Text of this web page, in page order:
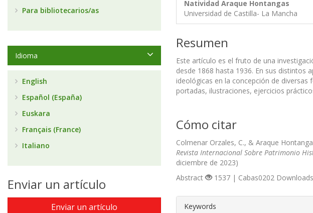
Natividad Araque Hontangas
Universidad de Castilla- La Mancha
Resumen
Este artículo es el fruto de una
desde 1868 hasta 1936. En sus distintos
ideológicas en la concepción de
portadas, ilustraciones, ejercicios
Cómo citar
Colmenar Orzales, C., & Araque
Revista Internacional Sobre Patrimonio
diciembre de 2023)
Abstract 1537 | Cabas0202 Downloads
Keywords
Para bibliotecarios/as
Idioma
English
Español (España)
Euskara
Français (France)
Italiano
Enviar un artículo
Enviar un artículo